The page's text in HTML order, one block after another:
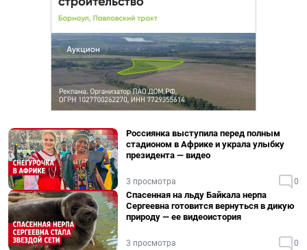
Россиянка выступила перед полным
стадионом в Африке и украла улыбку
президента — видео
3 просмотра 0
Спасенная на льду Байкала нерпа
Сергеевна готовится вернуться в дикую
природу — ее видеоистория
3 просмотра 0